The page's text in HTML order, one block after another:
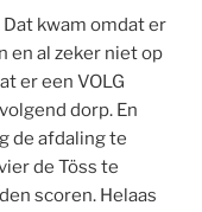
kwam omdat er
en al zeker niet op
er een VOLG
dorp. En
de afdaling te
de Töss te
scoren. Helaas